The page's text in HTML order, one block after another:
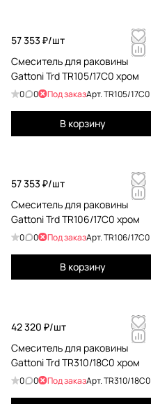
57 353 ₽/шт
Смеситель для раковины
Gattoni Trd TR105/17C0 хром
0 0 Под заказАрт.TR105/17C0
В корзину
57 353 ₽/шт
Смеситель для раковины
Gattoni Trd TR106/17C0 хром
0 0 Под заказАрт.TR106/17C0
В корзину
42 320 ₽/шт
Смеситель для раковины
Gattoni Trd TR310/18C0 хром
0 0 Под заказАрт.TR310/18C0